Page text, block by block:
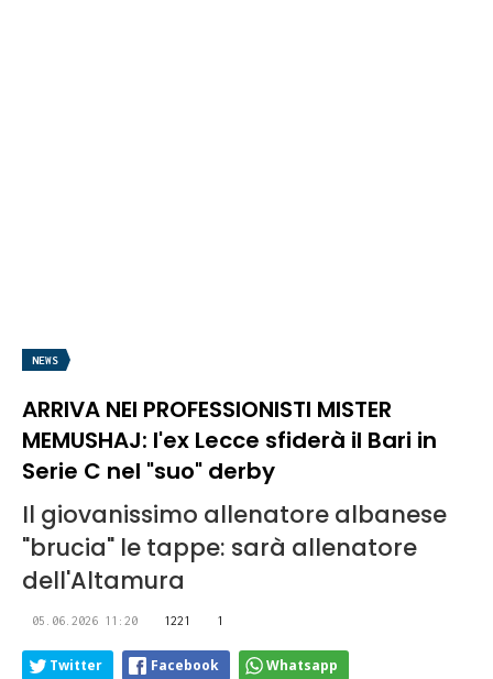
NEWS
ARRIVA NEI PROFESSIONISTI MISTER
MEMUSHAJ: l'ex Lecce sfiderà il Bari in
Serie C nel "suo" derby
Il giovanissimo allenatore albanese
"brucia" le tappe: sarà allenatore
dell'Altamura
05.06.2026 11:20 1221 1
Twitter Facebook Whatsapp